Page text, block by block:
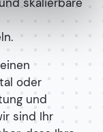
oder
und
sind Ihr